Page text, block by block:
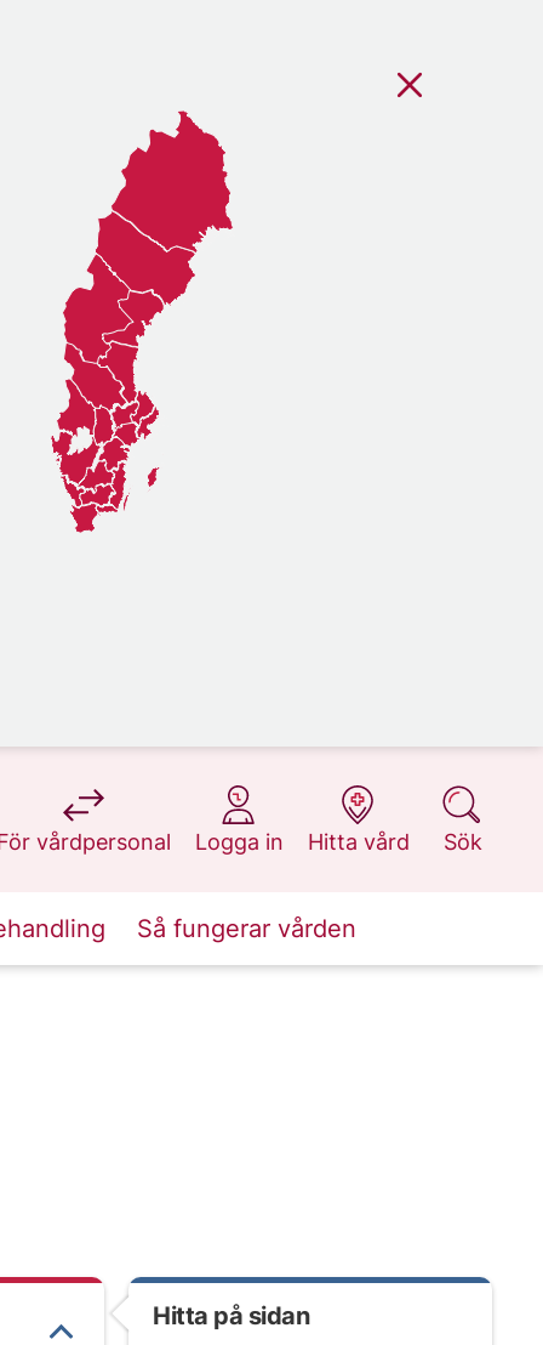
vårdpersonal
på 1177.se
Logga in
på 1177.se
Hitta vård
på 1177.se
Sök
på 1177.se
Så fungerar vården
Hitta på sidan